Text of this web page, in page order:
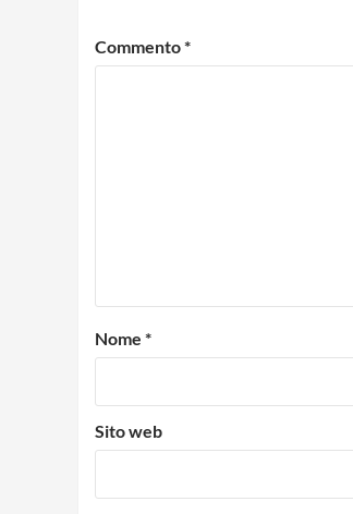
Commento*
Nome *
Sito web